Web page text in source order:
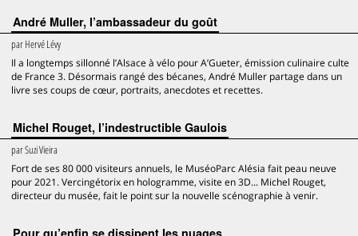
André Muller, l’ambassadeur du goût
parHervé Lévy
Il a longtemps sillonné l’Alsace à vélo pour A’Gueter, émission culinaire culte
de France 3. Désormais rangé des bécanes, André Muller partage dans un
livre ses coups de cœur, portraits, anecdotes et recettes.
Michel Rouget, l’indestructible Gaulois
parSuzi Vieira
Fort de ses 80 000 visiteurs annuels, le MuséoParc Alésia fait peau neuve
pour 2021. Vercingétorix en hologramme, visite en 3D... Michel Rouget,
directeur du musée, fait le point sur la nouvelle scénographie à venir.
Pour qu’enfin se dissipent les nuages